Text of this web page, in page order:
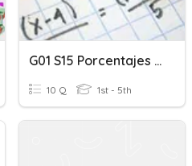
G01 S15 Porcentajes - Congruencia De Triángulos
10 Q 1st - 5th